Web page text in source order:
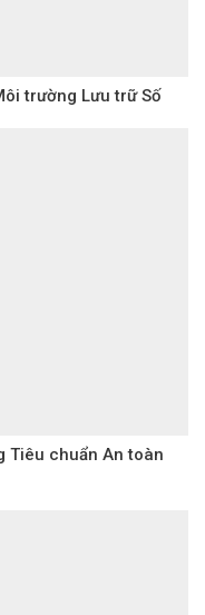
trường Lưu trữ Số
Tiêu chuẩn An toàn